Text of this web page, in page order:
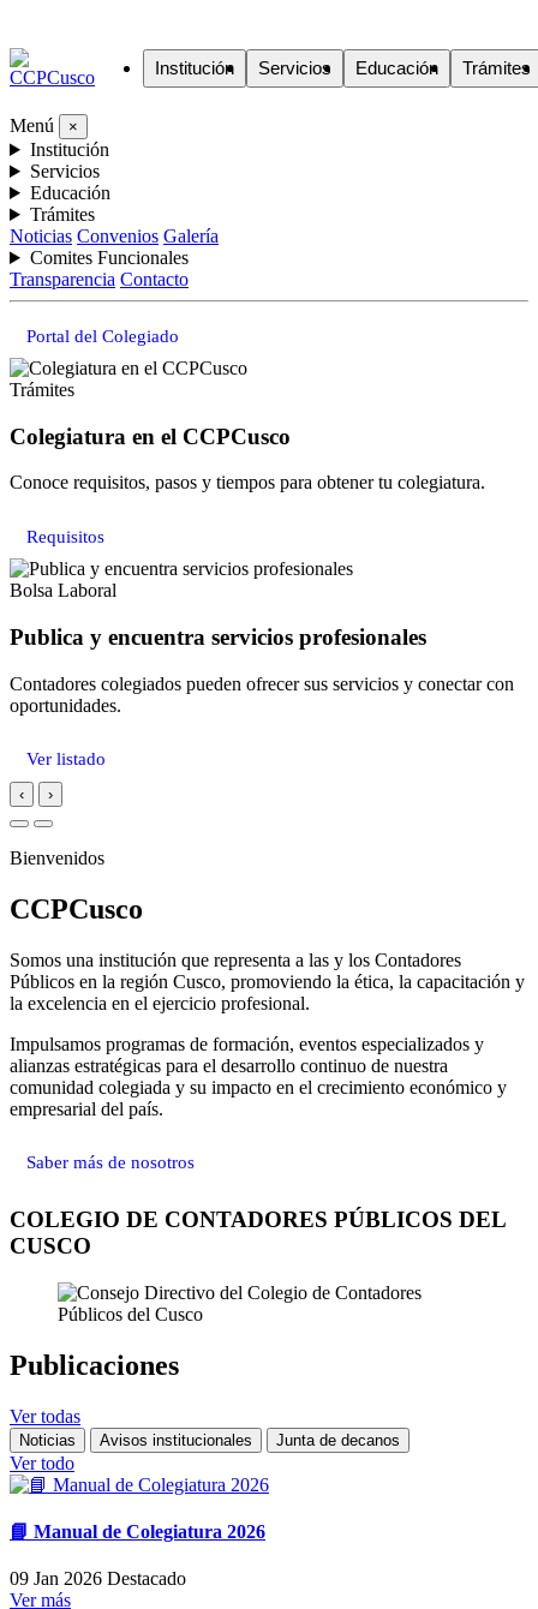
Institución Servicios Educación Trámites
Menú ×
Institución
Servicios
Educación
Trámites
Noticias Convenios Galería
Comites Funcionales
Transparencia Contacto
Portal del Colegiado
Trámites
Colegiatura en el CCPCusco
Conoce requisitos, pasos y tiempos para obtener tu colegiatura.
Requisitos
Bolsa Laboral
Publica y encuentra servicios profesionales
Contadores colegiados pueden ofrecer sus servicios y conectar con
oportunidades.
Ver listado
‹ ›
Bienvenidos
CCPCusco
Somos una institución que representa a las y los Contadores
Públicos en la región Cusco, promoviendo la ética, la capacitación y
la excelencia en el ejercicio profesional.
Impulsamos programas de formación, eventos especializados y
alianzas estratégicas para el desarrollo continuo de nuestra
comunidad colegiada y su impacto en el crecimiento económico y
empresarial del país.
Saber más de nosotros
COLEGIO DE CONTADORES PÚBLICOS DEL
CUSCO
Publicaciones
Ver todas
Noticias Avisos institucionales Junta de decanos
Ver todo
📘 Manual de Colegiatura 2026
09 Jan 2026 Destacado
Ver más